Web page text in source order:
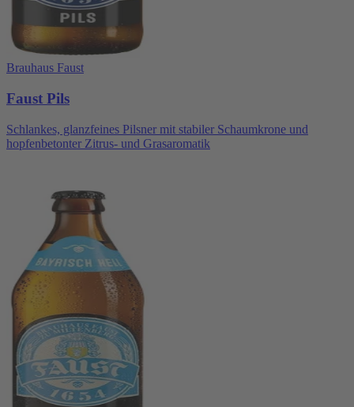
Brauhaus Faust
Faust Pils
Schlankes, glanzfeines Pilsner mit stabiler Schaumkrone und
hopfenbetonter Zitrus- und Grasaromatik